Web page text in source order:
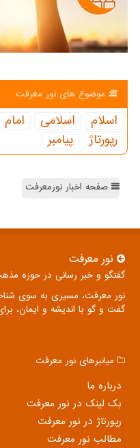
موضوع های نور معرفت
اسلام اسلامی امام
رپورتاژ
پیامبر
صفحه اخبار نورمعرفت
نور معرفت
گفتگو و خبر رسانی در حوزه
نور معرفت، مسیری به سوی
گفت و گو با اندیشه و ایمان،
میانبرهای نور معرفت
درباره ما
بک لینک در نور معرفت
رپورتاژ در نور معرفت
مطالب نور معرفت